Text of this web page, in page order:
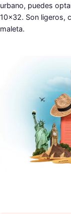
urbano, puedes
10×32. Son ligeros,
maleta.